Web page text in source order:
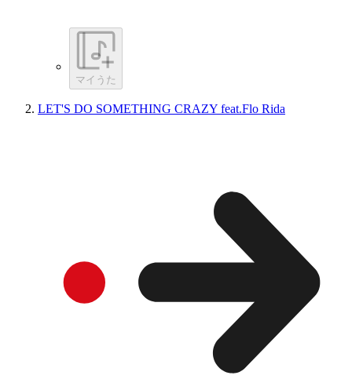
マイうた
LET'S DO SOMETHING CRAZY feat.Flo Rida